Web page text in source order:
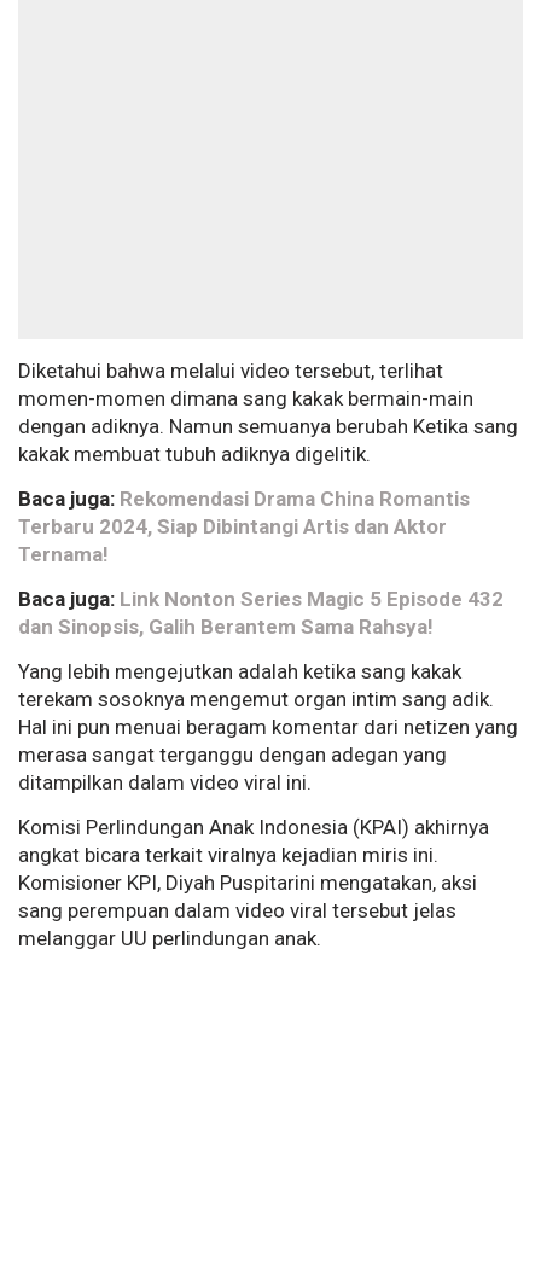
Diketahui bahwa melalui video tersebut, terlihat
momen-momen dimana sang kakak bermain-main
dengan adiknya. Namun semuanya berubah Ketika sang
kakak membuat tubuh adiknya digelitik.
Baca juga: Rekomendasi Drama China Romantis
Terbaru 2024, Siap Dibintangi Artis dan Aktor
Ternama!
Baca juga: Link Nonton Series Magic 5 Episode 432
dan Sinopsis, Galih Berantem Sama Rahsya!
Yang lebih mengejutkan adalah ketika sang kakak
terekam sosoknya mengemut organ intim sang adik.
Hal ini pun menuai beragam komentar dari netizen yang
merasa sangat terganggu dengan adegan yang
ditampilkan dalam video viral ini.
Komisi Perlindungan Anak Indonesia (KPAI) akhirnya
angkat bicara terkait viralnya kejadian miris ini.
Komisioner KPI, Diyah Puspitarini mengatakan, aksi
sang perempuan dalam video viral tersebut jelas
melanggar UU perlindungan anak.